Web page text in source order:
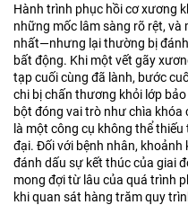
Hành trình phục hồi cơ xương
những mốc lâm sàng rõ rệt,
nhất—nhưng lại thường bị
bất động. Khi một vết gãy
tạp cuối cùng đã lành, bước
chi bị chấn thương khỏi lớp
bột đóng vai trò như chìa khóa
là một công cụ không thể
đại. Đối với bệnh nhân,
đánh dấu sự kết thúc của giai
mong đợi từ lâu của quá trình
khi quan sát hàng trăm quy